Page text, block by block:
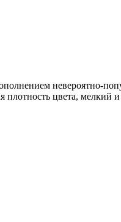
невероятно-
плотность цвета,